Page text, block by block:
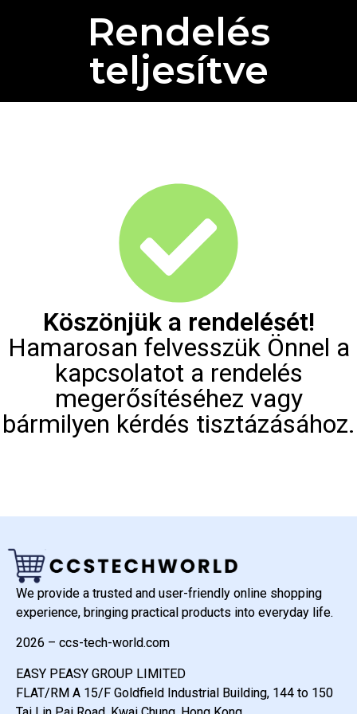
Rendelés
teljesítve
Köszönjük a rendelését!
Hamarosan felvesszük Önnel a
kapcsolatot a rendelés
megerősítéséhez vagy
bármilyen kérdés tisztázásához.
We provide a trusted and user-friendly online shopping
experience, bringing practical products into everyday life.
2026 – ccs-tech-world.com
EASY PEASY GROUP LIMITED
FLAT/RM A 15/F Goldfield Industrial Building, 144 to 150